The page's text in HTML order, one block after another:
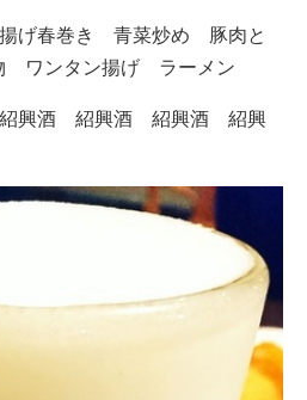
春巻き 青菜炒め 豚肉と
ワンタン揚げ ラーメン
興酒 紹興酒 紹興酒 紹興